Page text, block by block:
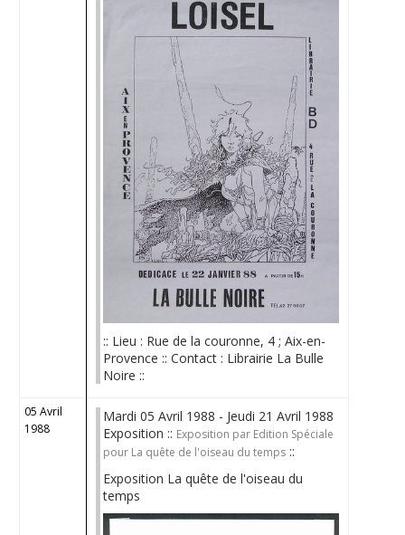
:: Lieu : Rue de la couronne, 4 ; Aix-en-
Provence :: Contact : Librairie La Bulle
Noire ::
05 Avril
1988
Mardi 05 Avril 1988 - Jeudi 21 Avril 1988
Exposition :: Exposition par Edition Spéciale
pour La quête de l'oiseau du temps ::
Exposition La quête de l'oiseau du
temps